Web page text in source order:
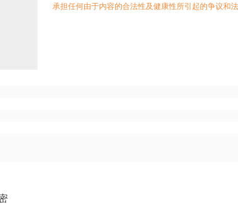
承担任何由于内容的合法性及健康性所引起的争议和法